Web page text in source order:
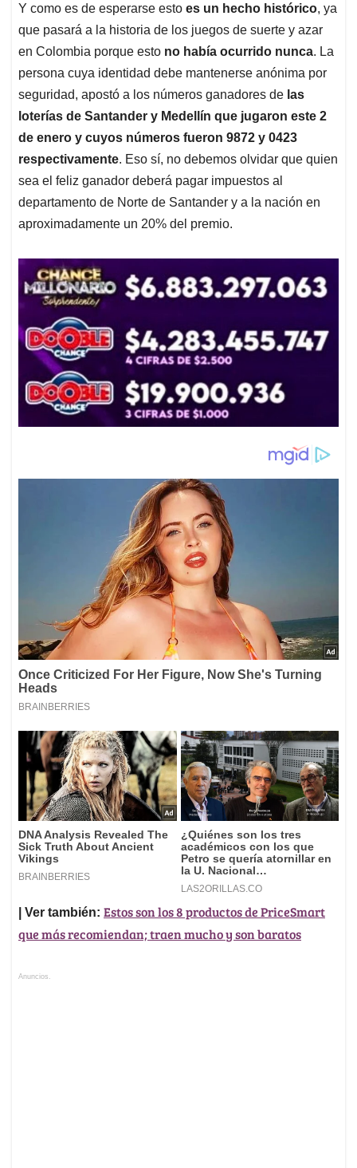
Y como es de esperarse esto es un hecho histórico, ya
que pasará a la historia de los juegos de suerte y azar
en Colombia porque esto no había ocurrido nunca. La
persona cuya identidad debe mantenerse anónima por
seguridad, apostó a los números ganadores de las
loterías de Santander y Medellín que jugaron este 2
de enero y cuyos números fueron 9872 y 0423
respectivamente. Eso sí, no debemos olvidar que quien
sea el feliz ganador deberá pagar impuestos al
departamento de Norte de Santander y a la nación en
aproximadamente un 20% del premio.
| Ver también: Estos son los 8 productos de PriceSmart
que más recomiendan; traen mucho y son baratos
Anuncios.